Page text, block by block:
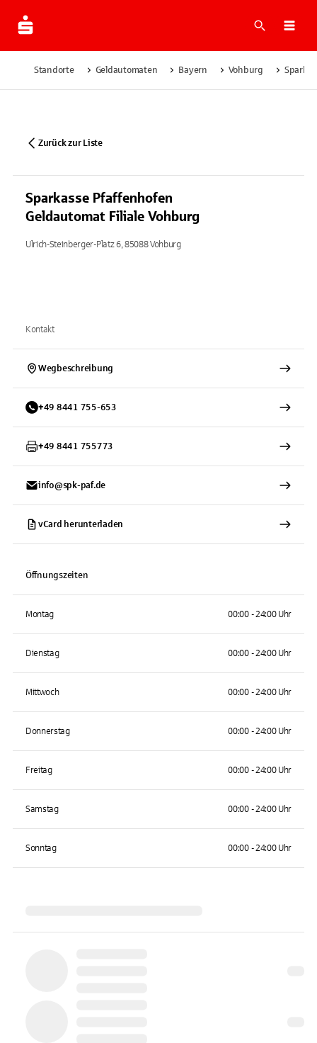
Suche
Standorte Geldautomaten Bayern Vohburg
Zurück zur Liste
Sparkasse Pfaffenhofen
Geldautomat Filiale Vohburg
Ulrich-Steinberger-Platz 6, 85088 Vohburg
Kontakt
Wegbeschreibung
+49 8441 755-653
+49 8441 755773
info@spk-paf.de
vCard herunterladen
Öffnungszeiten
Montag 00:00 - 24:00 Uhr
Dienstag 00:00 - 24:00 Uhr
Mittwoch 00:00 - 24:00 Uhr
Donnerstag 00:00 - 24:00 Uhr
Freitag 00:00 - 24:00 Uhr
Samstag 00:00 - 24:00 Uhr
Sonntag 00:00 - 24:00 Uhr